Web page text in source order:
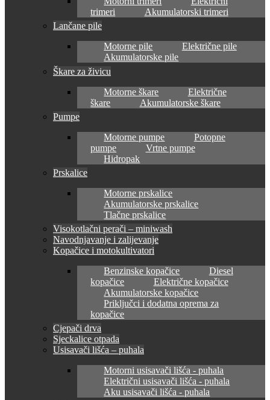
trimeri
Akumulatorski trimeri
Lančane pile
Motorne pile
Električne pile
Akumulatorske pile
Škare za živicu
Motorne škare
Električne
škare
Akumulatorske škare
Pumpe
Motorne pumpe
Potopne
pumpe
Vrtne pumpe
Hidropak
Prskalice
Motorne prskalice
Akumulatorske prskalice
Tlačne prskalice
Visokotlačni perači – miniwash
Navodnjavanje i zalijevanje
Kopačice i motokultivatori
Benzinske kopačice
Diesel
kopačice
Električne kopačice
Akumulatorske kopačice
Priključci i dodatna oprema za
kopačice
Cjepači drva
Sjeckalice otpada
Usisavači lišća – puhala
Motorni usisavači lišća - puhala
Električni usisavači lišća - puhala
Aku usisavači lišća - puhala